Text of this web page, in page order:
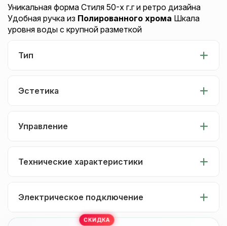
Уникальная форма Стиля 50-х г.г и ретро дизайна
Удобная ручка из Полированного хрома Шкала
уровня воды с крупной разметкой
Тип
Эстетика
Управление
Технические характеристики
Электрическое подключение